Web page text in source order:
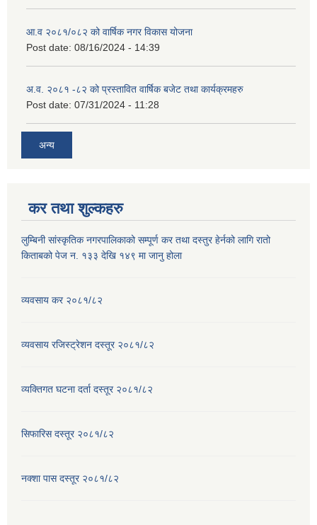
आ.व २०८१/०८२ को वार्षिक नगर विकास योजना
Post date: 08/16/2024 - 14:39
अ.व. २०८१ -८२ को प्रस्तावित वार्षिक बजेट तथा कार्यक्रमहरु
Post date: 07/31/2024 - 11:28
अन्य
कर तथा शुल्कहरु
लुम्बिनी सांस्कृतिक नगरपालिकाको सम्पूर्ण कर तथा दस्तुर हेर्नको लागि रातो
किताबको पेज न. १३३ देखि १४९ मा जानु होला
व्यवसाय कर २०८१/८२
व्यवसाय रजिस्ट्रेशन दस्तूर २०८१/८२
व्यक्तिगत घटना दर्ता दस्तूर २०८१/८२
सिफारिस दस्तूर २०८१/८२
नक्शा पास दस्तूर २०८१/८२